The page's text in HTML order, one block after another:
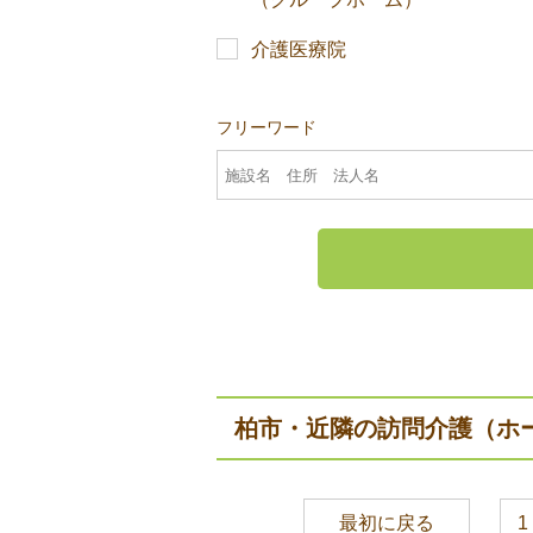
介護医療院
フリーワード
柏市・近隣の訪問介護（ホ
最初に戻る 1